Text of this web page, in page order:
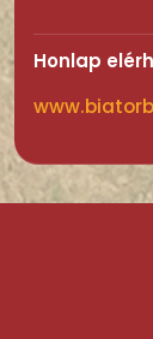
Honlap